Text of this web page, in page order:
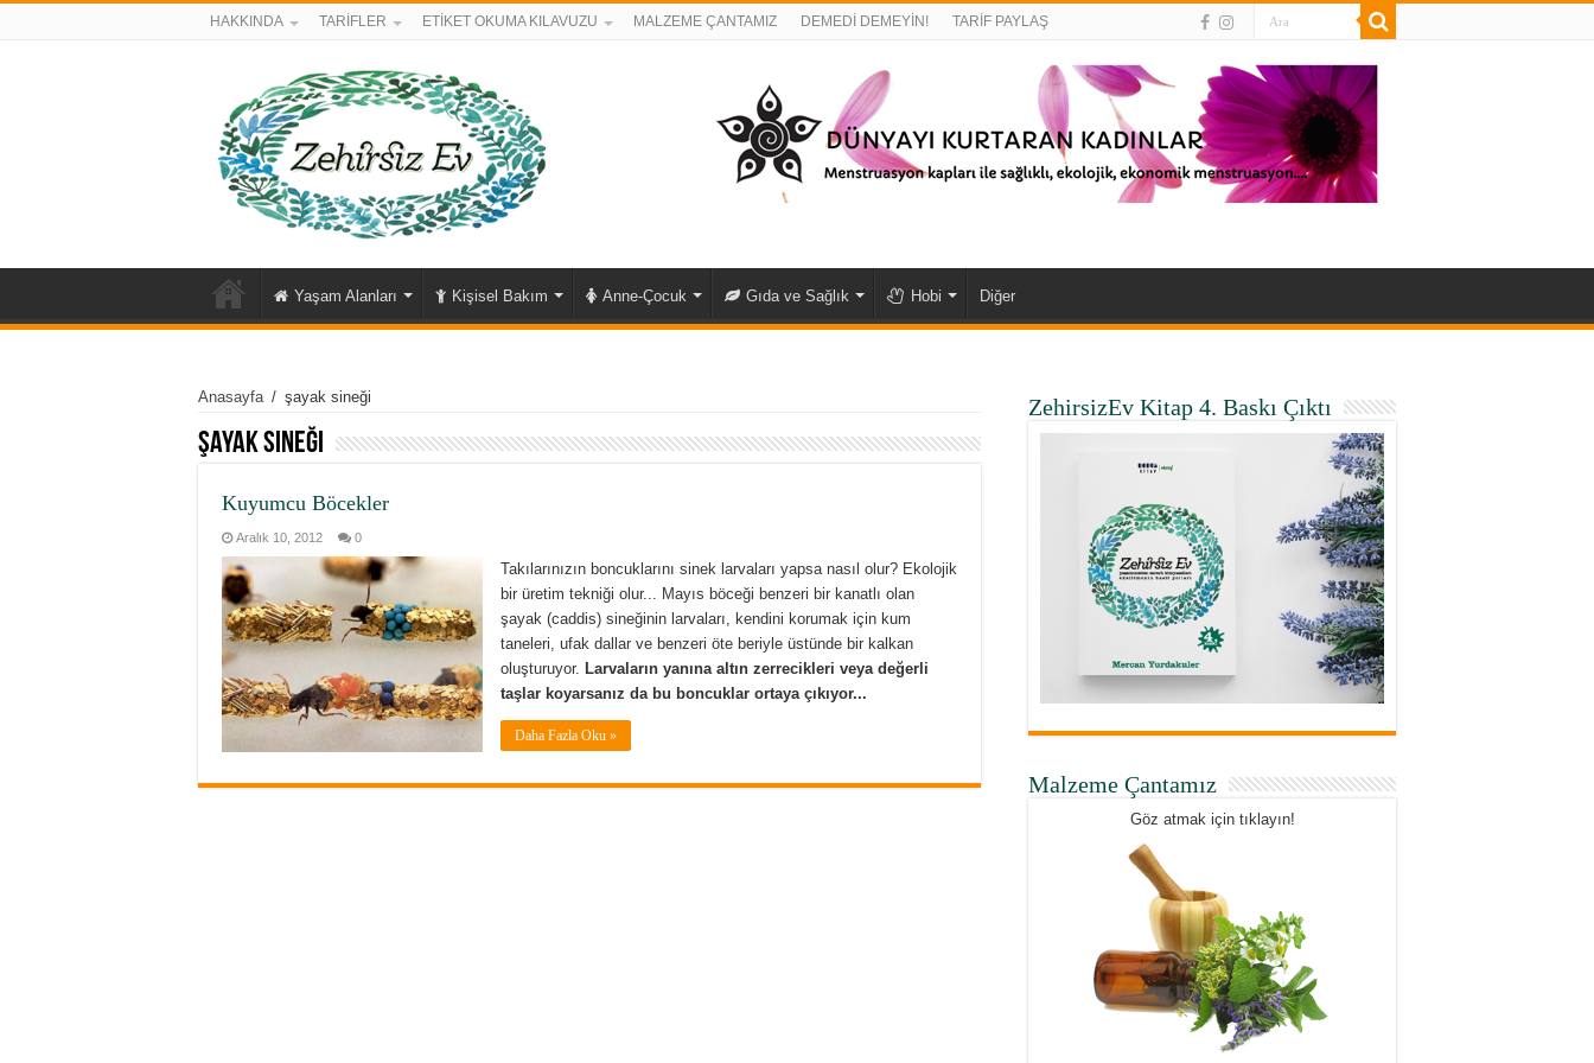
HAKKINDA TARİFLER ETİKET OKUMA KILAVUZU MALZEME ÇANTAMIZ DEMEDİ DEMEYİN! TARİF PAYLAŞ
Yaşam Alanları Kişisel Bakım Anne-Çocuk Gıda ve Sağlık Hobi Diğer
Anasayfa / şayak sineği
şayak sineği
Kuyumcu Böcekler
Aralık 10, 2012 0
Takılarınızın boncuklarını sinek larvaları yapsa nasıl olur? Ekolojik
bir üretim tekniği olur... Mayıs böceği benzeri bir kanatlı olan
şayak (caddis) sineğinin larvaları, kendini korumak için kum
taneleri, ufak dallar ve benzeri öte beriyle üstünde bir kalkan
oluşturuyor. Larvaların yanına altın zerrecikleri veya değerli
taşlar koyarsanız da bu boncuklar ortaya çıkıyor...
Daha Fazla Oku »
ZehirsizEv Kitap 4. Baskı Çıktı
Malzeme Çantamız
Göz atmak için tıklayın!